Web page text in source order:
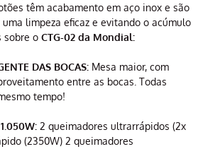
têm acabamento em aço inox e são
limpeza eficaz e evitando o acúmulo
sobre o CTG-02 da Mondial:
DAS BOCAS: Mesa maior, com
entre as bocas. Todas
tempo!
2 queimadores ultrarrápidos (2x
(2350W) 2 queimadores